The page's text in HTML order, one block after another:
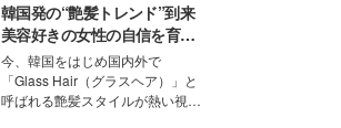
韓国発の“艶髪トレンド”到来
美容好きの女性の自信を育む
「ヘアケア事情」って？
今、韓国をはじめ国内外で
「Glass Hair（グラスヘア）」と
呼ばれる艶髪スタイルが熱い視線